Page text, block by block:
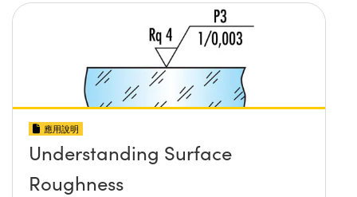
應用說明
Understanding Surface
Roughness